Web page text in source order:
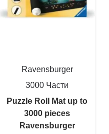
Ravensburger
3000 Части
Puzzle Roll Mat up to
3000 pieces
Ravensburger